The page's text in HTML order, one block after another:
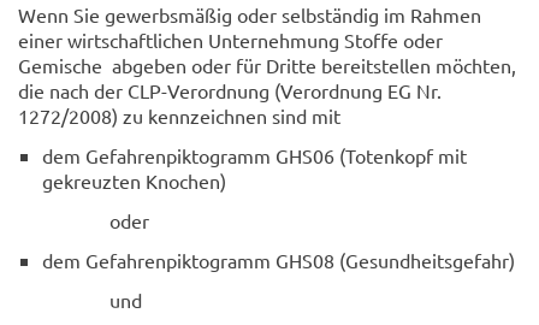
Wenn Sie gewerbsmäßig oder selbständig im Rahmen
einer wirtschaftlichen Unternehmung Stoffe oder
Gemische abgeben oder für Dritte bereitstellen möchten,
die nach der CLP-Verordnung (Verordnung EG Nr.
1272/2008) zu kennzeichnen sind mit
dem Gefahrenpiktogramm GHS06 (Totenkopf mit
gekreuzten Knochen)
oder
dem Gefahrenpiktogramm GHS08 (Gesundheitsgefahr)
und